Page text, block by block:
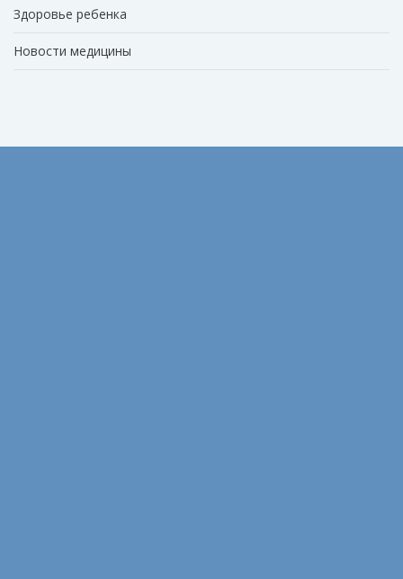
Здоровье ребенка
Новости медицины